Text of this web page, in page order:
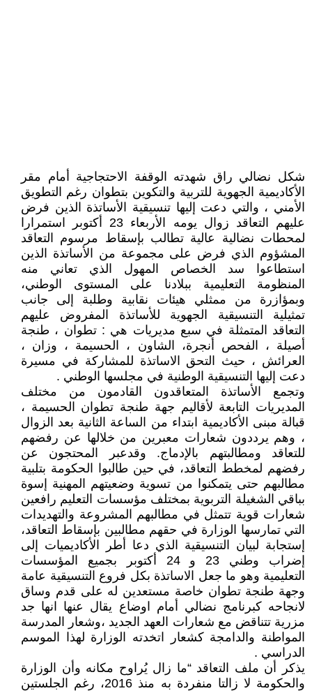
شكل نضالي راق شهدته الوقفة الاحتجاجية أمام مقر
الأكاديمية الجهوية للتربية والتكوين بتطوان رغم التطويق
الأمني ، والتي دعت إليها تنسيقية الأساتذة الذين فرض
عليهم التعاقد زوال يومه الأربعاء 23 أكتوبر استمرارا
لمحطات نضالية عالية تطالب بإسقاط مرسوم التعاقد
المشؤوم الذي فرض على مجموعة من الأساتذة الذين
استطاعوا سد الخصاص المهول الذي تعاني منه
المنظومة التعليمية ببلادنا على المستوى الوطني،
وبمؤازرة من ممثلي هيئات نقابية وطلبة إلى جانب
تمثيلية التنسيقية الجهوية للأساتذة المفروض عليهم
التعاقد المتمثلة في سبع مديريات هي : تطوان ، طنجة
أصيلة ، الفحص أنجرة، الشاون ، الحسيمة ، وزان ،
العرائش ، حيث التحق الاساتذة للمشاركة في مسيرة
دعت إليها التنسيقية الوطنية في مجلسها الوطني .
وتجمع الأساتذة المتعاقدون القادمون من مختلف
المديريات التابعة لأقاليم جهة طنجة تطوان الحسيمة ،
قبالة مبنى الأكاديمية ابتداء من الساعة الثانية بعد الزوال
، وهم يرددون شعارات معبرين من خلالها عن رفضهم
للتعاقد ومطالبتهم بالإدماج. وقدعبر المحتجون عن
رفضهم لمخطط التعاقد، في حين طالبوا الحكومة بتلبية
مطالبهم حتى يتمكنوا من تسوية وضعيتهم المهنية إسوة
بباقي الشغيلة التربوية بمختلف مؤسسات التعليم رافعين
شعارات قوية تتمثل في مطالبهم المشروعة والتهديدات
التي تمارسها الوزارة في حقهم مطالبين بإسقاط التعاقد،
إستجابة لبيان التنسيقية الذي دعا أطر الأكاديميات إلى
إضراب وطني 23 و 24 أكتوبر بجميع المؤسسات
التعليمية وهو ما جعل الاساتذة بكل فروع التنسيقية عامة
وجهة طنجة تطوان خاصة مستعدين له على قدم وساق
لانجاحه كبرنامج نضالي أمام اوضاع يقال عنها انها جد
مزرية تتناقض مع شعارات العهد الجديد ،وشعار المدرسة
المواطنة والدامجة كشعار اتخدته الوزارة لهذا الموسم
الدراسي .
يذكر أن ملف التعاقد “ما زال يُراوح مكانه وأن الوزارة
والحكومة لا زالتا منفردة به منذ 2016، رغم الجلستين